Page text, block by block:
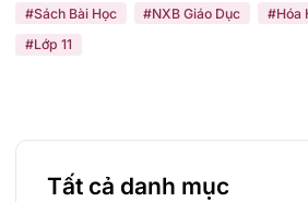
#Sách Bài Học #NXB Giáo Dục #Hóa
#Lớp 11
Tất cả danh mục